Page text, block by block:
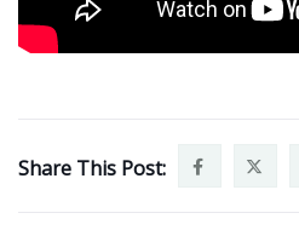
Share This Post: